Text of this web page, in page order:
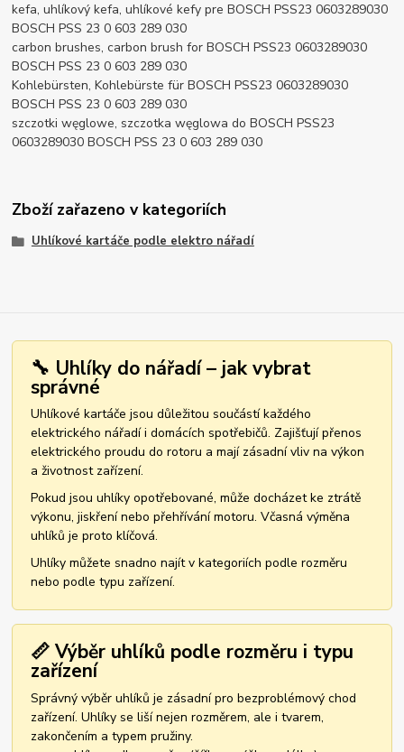
kefa, uhlíkový kefa, uhlíkové kefy pre BOSCH PSS23 0603289030
BOSCH PSS 23 0 603 289 030
carbon brushes, carbon brush for BOSCH PSS23 0603289030
BOSCH PSS 23 0 603 289 030
Kohlebürsten, Kohlebürste für BOSCH PSS23 0603289030
BOSCH PSS 23 0 603 289 030
szczotki węglowe, szczotka węglowa do BOSCH PSS23
0603289030 BOSCH PSS 23 0 603 289 030
Zboží zařazeno v kategoriích
Uhlíkové kartáče podle elektro nářadí
🔧 Uhlíky do nářadí – jak vybrat
správné
Uhlíkové kartáče jsou důležitou součástí každého
elektrického nářadí i domácích spotřebičů. Zajišťují přenos
elektrického proudu do rotoru a mají zásadní vliv na výkon
a životnost zařízení.
Pokud jsou uhlíky opotřebované, může docházet ke ztrátě
výkonu, jiskření nebo přehřívání motoru. Včasná výměna
uhlíků je proto klíčová.
Uhlíky můžete snadno najít v kategoriích podle rozměru
nebo podle typu zařízení.
📏 Výběr uhlíků podle rozměru i typu
zařízení
Správný výběr uhlíků je zásadní pro bezproblémový chod
zařízení. Uhlíky se liší nejen rozměrem, ale i tvarem,
zakončením a typem pružiny.